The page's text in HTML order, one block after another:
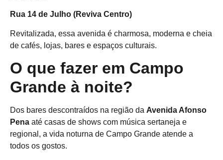
Rua 14 de Julho (Reviva Centro)
Revitalizada, essa avenida é charmosa, moderna e cheia
de cafés, lojas, bares e espaços culturais.
O que fazer em Campo
Grande à noite?
Dos bares descontraídos na região da Avenida Afonso
Pena até casas de shows com música sertaneja e
regional, a vida noturna de Campo Grande atende a
todos os gostos.